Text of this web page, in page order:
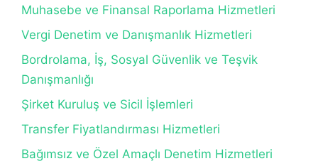
Muhasebe ve Finansal Raporlama Hizmetleri
Vergi Denetim ve Danışmanlık Hizmetleri
Bordrolama, İş, Sosyal Güvenlik ve Teşvik
Danışmanlığı
Şirket Kuruluş ve Sicil İşlemleri
Transfer Fiyatlandırması Hizmetleri
Bağımsız ve Özel Amaçlı Denetim Hizmetleri